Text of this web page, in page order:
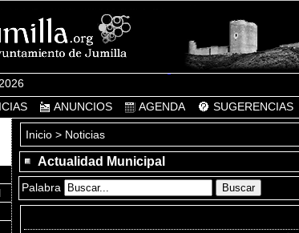
ANUNCIOS AGENDA SUGERENCIAS
Inicio> Noticias
Actualidad Municipal
Palabra